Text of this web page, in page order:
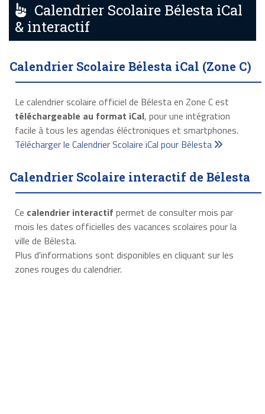
Calendrier Scolaire Bélesta iCal
& interactif
Calendrier Scolaire Bélesta iCal (Zone C)
Le calendrier scolaire officiel de Bélesta en Zone C est
téléchargeable au format iCal, pour une intégration
facile à tous les agendas éléctroniques et smartphones.
Télécharger le Calendrier Scolaire iCal pour Bélesta
Calendrier Scolaire interactif de Bélesta
Ce calendrier interactif permet de consulter mois par
mois les dates officielles des vacances scolaires pour la
ville de Bélesta.
Plus d'informations sont disponibles en cliquant sur les
zones rouges du calendrier.